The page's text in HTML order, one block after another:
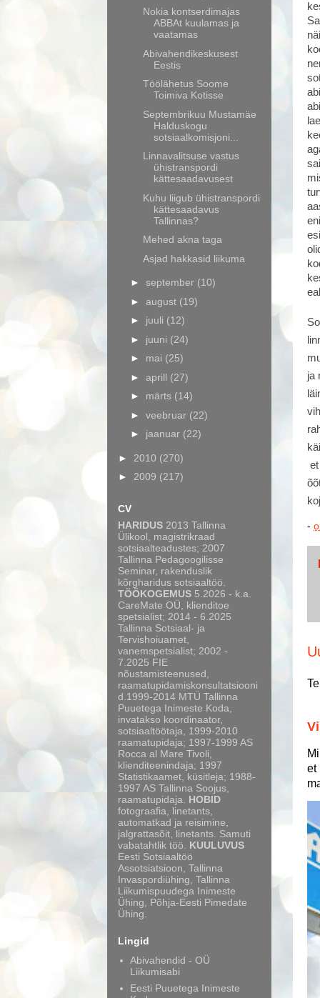
ja
-
et
Nokia kontserdimajas
ABBAt kuulamas ja
vaatamas
Abivahendikeskusest
Eestis
Töölähetus Soome
Toimiva Kotisse
Septembrikuu Mustamäe
Halduskogu
sotsiaalkomisjoni...
Linnavalitsuse vastus
ühistranspordi
kättesaadavusest
Kuhu liigub ühistranspordi
kättesaadavus
Tallinnas?
Mehed akna taga
Asjad hakkasid liikuma
► september (10)
► august (19)
► juuli (12)
► juuni (24)
► mai (25)
► aprill (27)
► märts (14)
► veebruar (22)
► jaanuar (22)
► 2010 (270)
► 2009 (217)
CV
HARIDUS 2013 Tallinna
Ülikool, magistrikraad
sotsiaalteadustes; 2007
Tallinna Pedagoogilisse
Seminar, rakenduslik
kõrgharidus sotsiaaltöö.
TÖÖKOGEMUS 5.2026 - k.a.
CareMate OÜ, klienditoe
spetsialist; 2014 - 6.2025
Tallinna Sotsiaal- ja
Tervishoiuamet,
vanemspetsialist; 2002 -
7.2025 FIE
nõustamisteenused,
raamatupidamiskonsultatsiooni
d.1999-2014 MTÜ Tallinna
Puuetega Inimeste Koda,
invatakso koordinaator,
sotsiaaltöötaja, 1999-2010
raamatupidaja; 1997-1999 AS
Rocca al Mare Tivoli,
klienditeenindaja; 1997
Statistikaamet, küsitleja; 1988-
1997 AS Tallinna Soojus,
raamatupidaja. HOBID
fotograafia, linetants,
automatkad ja reisimine,
jalgrattasõit, linetants. Samuti
vabatahtlik töö. KUULUVUS
Eesti Sotsiaaltöö
Assotsiatsioon, Tallinna
Invaspordiühing, Tallinna
Liikumispuudega Inimeste
Ühing, Põhja-Eesti Pimedate
Ühing.
Lingid
Abivahendid - OÜ
Liikumisabi
Eesti Puuetega Inimeste